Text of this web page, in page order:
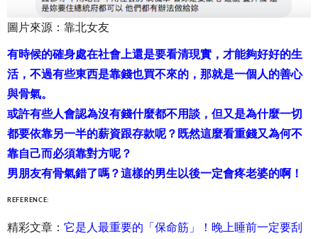
圖片來源：靠北女友
有時候的確身處在社會上還是要看清現實，才能夠好好的生
活，不過有些東西是靠錢也買不來的，那就是一個人的善心
與骨氣。
或許有些人會認為沒有錢什麼都不用談，但又是為什麼一切
都要依靠另一半的薪資跟存款呢？既然這麼看重錢又為何不
靠自己而必須靠對方呢？
男朋友有骨氣錯了嗎？這樣的男生以後一定會疼老婆的啊！
REFERENCE:
精彩文章： 它是人最重要的「保命筋」！晚上睡前一定要刮